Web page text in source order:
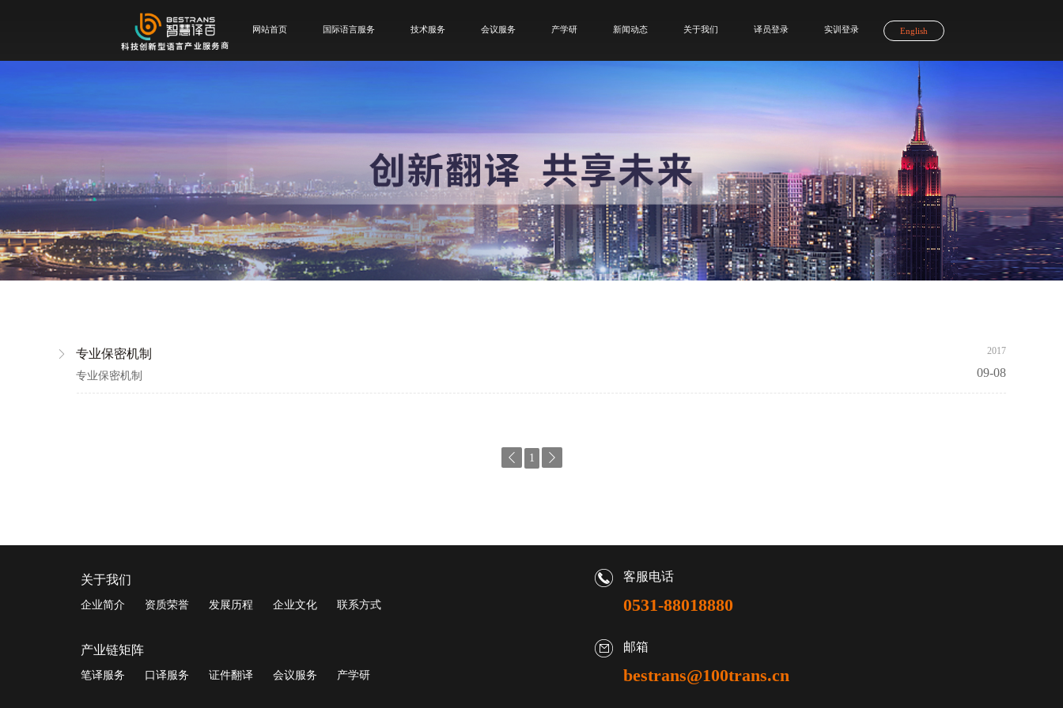
网站首页 国际语言服务 技术服务 会议服务 产学研 新闻动态 关于我们 译员登录 实训登录 English
2017
09-08
 专业保密机制
专业保密机制
 1 
关于我们
企业简介 资质荣誉 发展历程 企业文化 联系方式
客服电话
0531-88018880
产业链矩阵
笔译服务 口译服务 证件翻译 会议服务 产学研
邮箱
bestrans@100trans.cn